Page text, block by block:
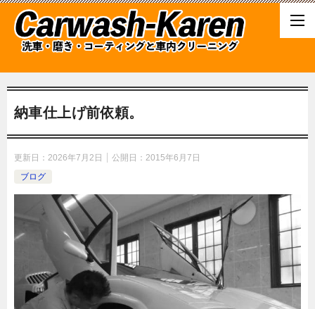
納車仕上げ前依頼。
更新日： 2026年7月2日 公開日： 2015年6月7日
ブログ